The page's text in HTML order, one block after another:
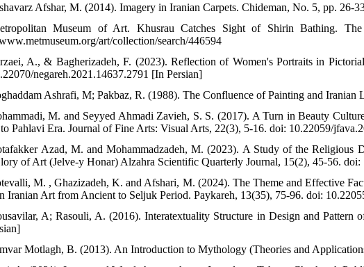
Afshar, M. (2014). Imagery in Iranian Carpets. Chideman, No. 5, pp. 26-
Museum of Art. Khusrau Catches Sight of Shirin Bathing.
art/collection/search/446594
A., & Bagherizadeh, F. (2023). Reflection of Women's Portraits in
negareh.2021.14637.2791 [In Persian]
Ashrafi, M; Pakbaz, R. (1988). The Confluence of Painting and Iranian
M. and Seyyed Ahmadi Zavieh, S. S. (2017). A Turn in Beauty
Pahlavi Era. Journal of Fine Arts: Visual Arts, 22(3), 5-16. doi: 10.22059/
Azad, M. and Mohammadzadeh, M. (2023). A Study of the Religious
of Art (Jelve-y Honar) Alzahra Scientific Quarterly Journal, 15(2), 45-56.
M. , Ghazizadeh, K. and Afshari, M. (2024). The Theme and Effective
Iranian Art from Ancient to Seljuk Period. Paykareh, 13(35), 75-96. doi:
A; Rasouli, A. (2016). Interatextuality Structure in Design and Pattern
Motlagh, B. (2013). An Introduction to Mythology (Theories and